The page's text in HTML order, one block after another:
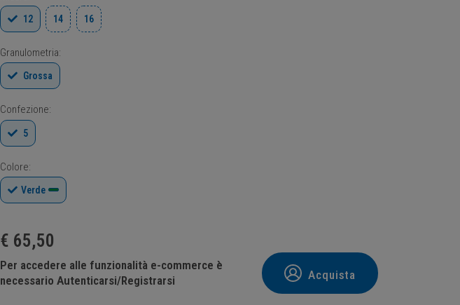
12 14 16
Granulometria:
Grossa
Confezione:
5
Colore:
Verde
€ 65,50
Per accedere alle funzionalità e-commerce è
necessario Autenticarsi/Registrarsi
Acquista